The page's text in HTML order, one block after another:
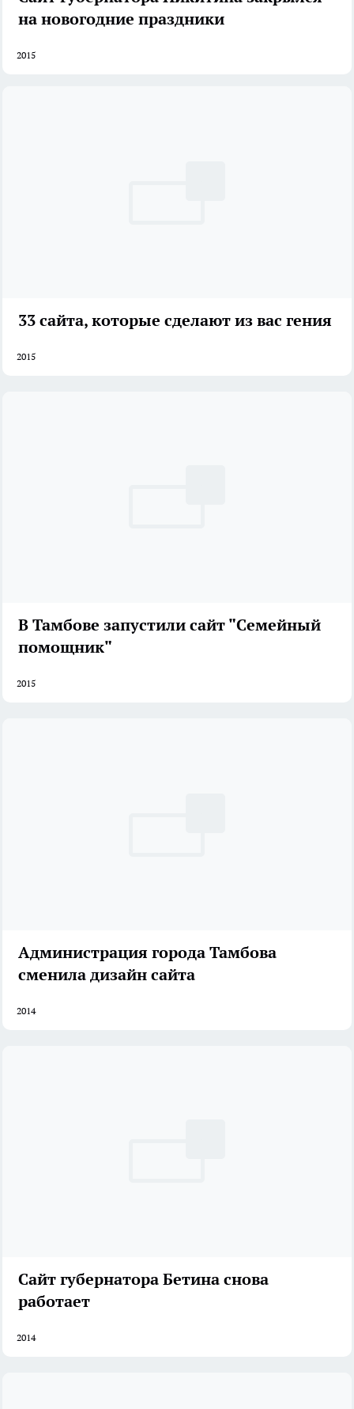
на новогодние праздники
2015
33 сайта, которые сделают из вас гения
2015
В Тамбове запустили сайт "Семейный
помощник"
2015
Администрация города Тамбова
сменила дизайн сайта
2014
Сайт губернатора Бетина снова
работает
2014